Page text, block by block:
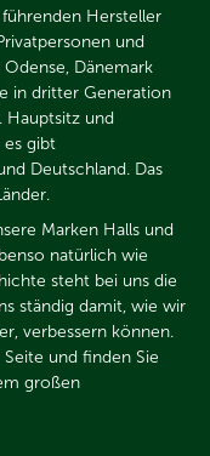
Hersteller
und
Dänemark
in dritter Generation
Hauptsitz und
es gibt
Deutschland. Das
Marken Halls und
natürlich wie
steht bei uns die
ständig damit, wie wir
verbessern können.
und finden Sie
großen